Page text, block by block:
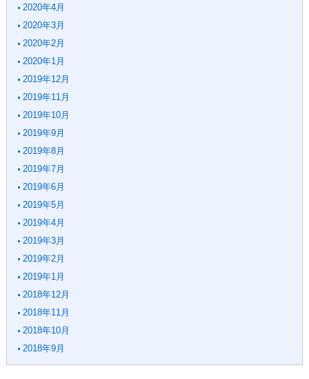
2020年4月
2020年3月
2020年2月
2020年1月
2019年12月
2019年11月
2019年10月
2019年9月
2019年8月
2019年7月
2019年6月
2019年5月
2019年4月
2019年3月
2019年2月
2019年1月
2018年12月
2018年11月
2018年10月
2018年9月